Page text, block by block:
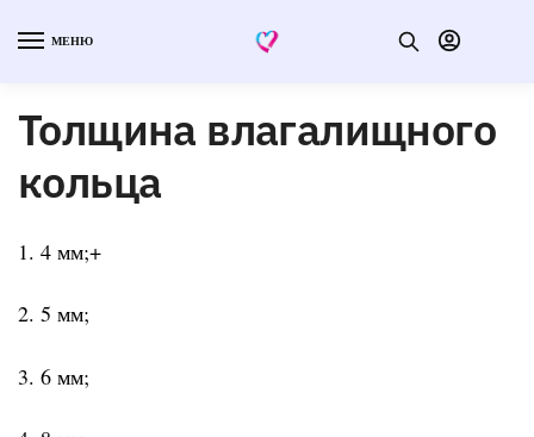
МЕНЮ
Толщина влагалищного
кольца
1. 4 мм;+
2. 5 мм;
3. 6 мм;